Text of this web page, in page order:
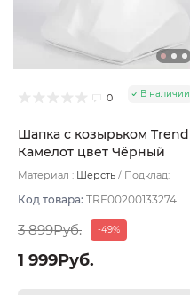
0 В наличии
Шапка с козырьком Trend
Камелот цвет Чёрный
размер 57-59
Материал : Шерсть
Подклад:
Код товара: TRE00200133274
3 899Руб. -49%
1 999Руб.